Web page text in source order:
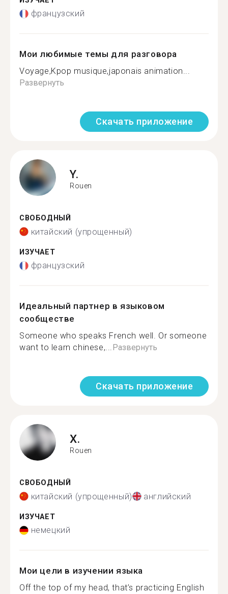
французский
Мои любимые темы для разговора
Voyage,Kpop musique,japonais animation...
Развернуть
Скачать приложение
Y.
Rouen
СВОБОДНЫЙ
китайский (упрощенный)
ИЗУЧАЕТ
французский
Идеальный партнер в языковом
сообществе
Someone who speaks French well. Or someone
want to learn chinese,...Развернуть
Скачать приложение
X.
Rouen
СВОБОДНЫЙ
китайский (упрощенный) английский
ИЗУЧАЕТ
немецкий
Мои цели в изучении языка
Off the top of my head, that’s practicing English